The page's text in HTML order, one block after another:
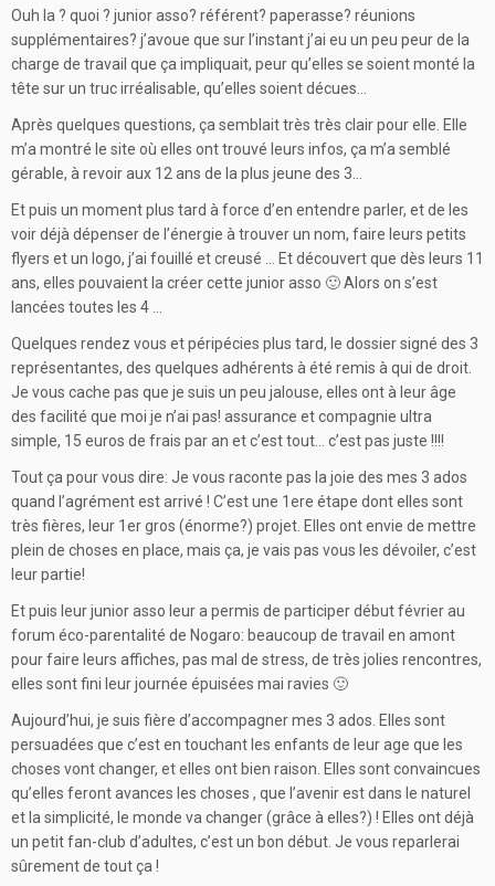
Ouh la ? quoi ? junior asso? référent? paperasse? réunions
supplémentaires? j’avoue que sur l’instant j’ai eu un peu peur de la
charge de travail que ça impliquait, peur qu’elles se soient monté la
tête sur un truc irréalisable, qu’elles soient décues…
Après quelques questions, ça semblait très très clair pour elle. Elle
m’a montré le site où elles ont trouvé leurs infos, ça m’a semblé
gérable, à revoir aux 12 ans de la plus jeune des 3…
Et puis un moment plus tard à force d’en entendre parler, et de les
voir déjà dépenser de l’énergie à trouver un nom, faire leurs petits
flyers et un logo, j’ai fouillé et creusé … Et découvert que dès leurs 11
ans, elles pouvaient la créer cette junior asso 🙂 Alors on s’est
lancées toutes les 4 …
Quelques rendez vous et péripécies plus tard, le dossier signé des 3
représentantes, des quelques adhérents à été remis à qui de droit.
Je vous cache pas que je suis un peu jalouse, elles ont à leur âge
des facilité que moi je n’ai pas! assurance et compagnie ultra
simple, 15 euros de frais par an et c’est tout… c’est pas juste !!!!
Tout ça pour vous dire: Je vous raconte pas la joie des mes 3 ados
quand l’agrément est arrivé ! C’est une 1ere étape dont elles sont
très fières, leur 1er gros (énorme?) projet. Elles ont envie de mettre
plein de choses en place, mais ça, je vais pas vous les dévoiler, c’est
leur partie!
Et puis leur junior asso leur a permis de participer début février au
forum éco-parentalité de Nogaro: beaucoup de travail en amont
pour faire leurs affiches, pas mal de stress, de très jolies rencontres,
elles sont fini leur journée épuisées mai ravies 🙂
Aujourd’hui, je suis fière d’accompagner mes 3 ados. Elles sont
persuadées que c’est en touchant les enfants de leur age que les
choses vont changer, et elles ont bien raison. Elles sont convaincues
qu’elles feront avances les choses , que l’avenir est dans le naturel
et la simplicité, le monde va changer (grâce à elles?) ! Elles ont déjà
un petit fan-club d’adultes, c’est un bon début. Je vous reparlerai
sûrement de tout ça !